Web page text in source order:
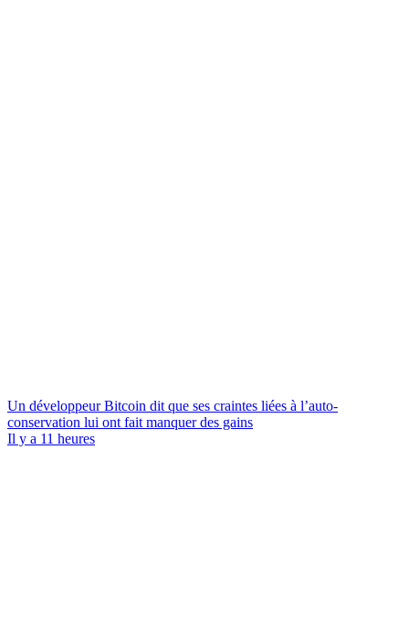
Un développeur Bitcoin dit que ses craintes liées à l’auto-
conservation lui ont fait manquer des gains
Il y a 11 heures